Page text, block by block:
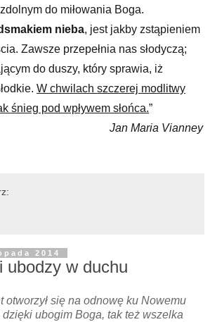
do miłowania Boga.
nieba, jest jakby zstąpieniem
Zawsze przepełnia nas słodyczą;
do duszy, który sprawia, iż
W chwilach szczerej modlitwy
śnieg pod wpływem słońca.”
Jan Maria Vianney
2014
ubodzy w duchu
otworzył się na odnowę ku Nowemu
dzięki ubogim Boga, tak też wszelka